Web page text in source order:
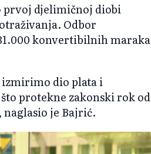
prvoj djelimičnoj diobi
Odbor
konvertibilnih maraka
izmirimo dio plata i
protekne zakonski rok od
naglasio je Bajrić.